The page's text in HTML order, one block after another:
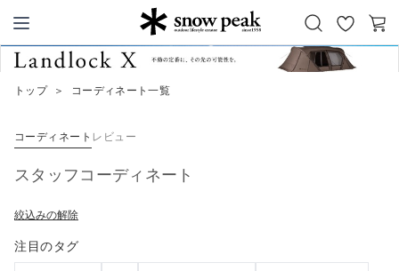
Snow Peak
お
気
カ
トップ ＞ コーディネート一覧
コーディネート レビュー
スタッフコーディネート
絞込みの解除
注目のタグ